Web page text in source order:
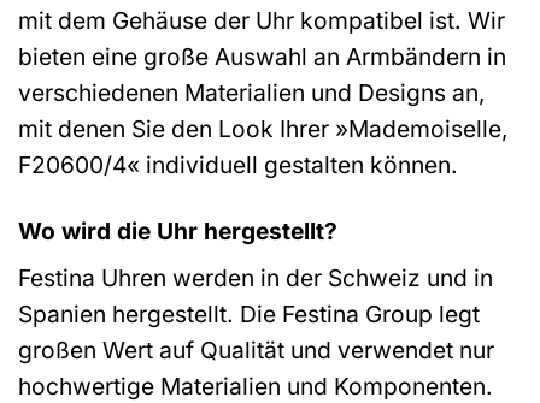
mit dem Gehäuse der Uhr kompatibel ist. Wir
bieten eine große Auswahl an Armbändern in
verschiedenen Materialien und Designs an,
mit denen Sie den Look Ihrer »Mademoiselle,
F20600/4« individuell gestalten können.
Wo wird die Uhr hergestellt?
Festina Uhren werden in der Schweiz und in
Spanien hergestellt. Die Festina Group legt
großen Wert auf Qualität und verwendet nur
hochwertige Materialien und Komponenten.